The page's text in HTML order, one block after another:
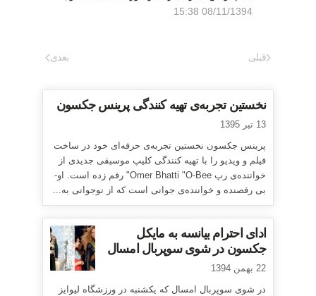
08/11/1394 15:38
قبلی بعدی
نخستین تجربه‌ی تهیه کنندگی پرینس جکسون
13 تیر 1395
پرینس جکسون نخستین تجربه‌ی حرفه‌ای خود در ساخت
فیلم و ویدیو را با تهیه کنندگی کلیپ موسیقی جدیدی از
خواننده‌ی رپ Omer Bhatti "O-Bee" رقم زده است. او-
بی رقصنده و خواننده‌ی جوانی است که از نوجوانی به...
ادای احترام بیانسه به مایکل
جکسون در شوی سوپربال امسال
22 بهمن 1394
در شوی سوپربال امسال که یکشنبه در ورزشگاه لیوایز